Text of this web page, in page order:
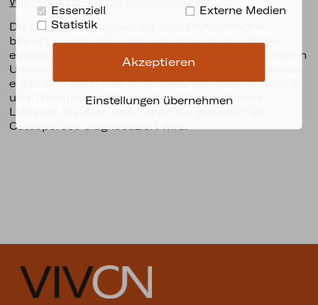
Die Untersuchungszeit mit dem DXA-Verfahren
beträgt nur 60 Sekunden. Ihr persönliches Risiko
ermitteln wir anschließend in Verbindung mit weiteren
Untersuchungsbefunden und Risikofaktoren. Daraus
ergibt sich dann Ihre individuelle Risikoeinschätzung
und Therapieempfehlung gemäß den aktuellen
Leitlinien insofern eine behandlungsbedürftige
Osteoporose diagnostiziert wird.
Essenziell
Externe Medien
Statistik
Akzeptieren
Einstellungen übernehmen